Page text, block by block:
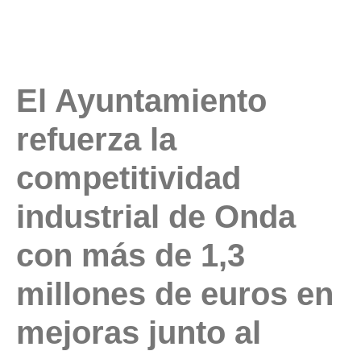
El Ayuntamiento
refuerza la
competitividad
industrial de Onda
con más de 1,3
millones de euros en
mejoras junto al